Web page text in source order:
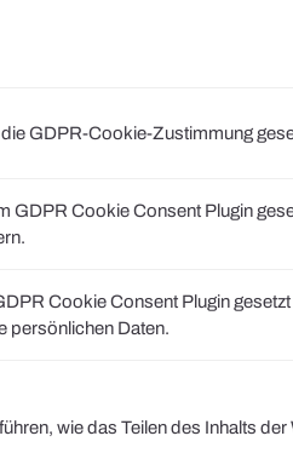
GDPR-Cookie-Zustimmung
GDPR Cookie Consent Plugin
Cookie Consent Plugin
persönlichen Daten.
wie das Teilen des Inhalts